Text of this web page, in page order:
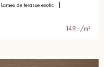
lames de terasse exotic
149.-/m²